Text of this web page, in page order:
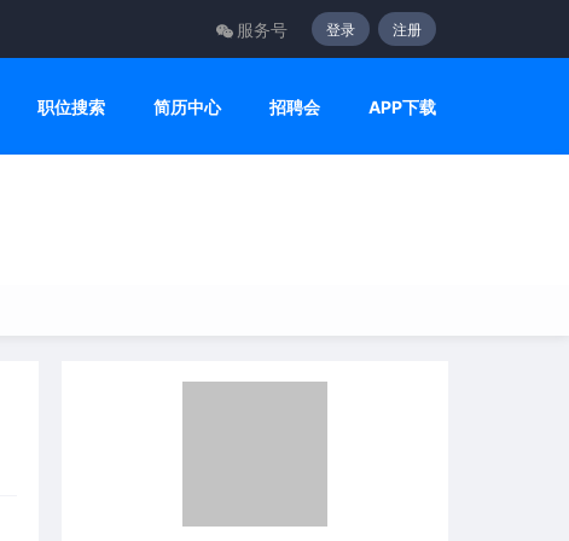
服务号 登录 注册
职位搜索 简历中心 招聘会 APP下载